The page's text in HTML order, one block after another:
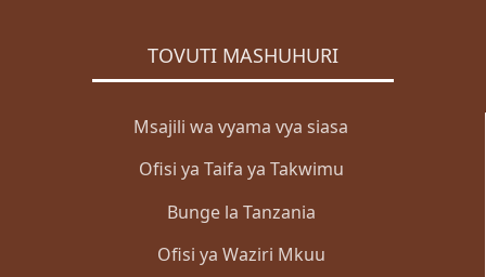
TOVUTI MASHUHURI
Msajili wa vyama vya siasa
Ofisi ya Taifa ya Takwimu
Bunge la Tanzania
Ofisi ya Waziri Mkuu